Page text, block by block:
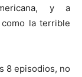
y a
la terrible
8 episodios, no